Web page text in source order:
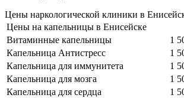
Цены наркологической клиники в
Цены на капельницы в Енисейске
Витаминные капельницы
1
Капельница Антистресс
1
Капельница для иммунитета
1
Капельница для мозга
1
Капельница для сердца
1